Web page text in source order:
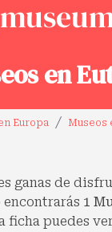
en
Europa Museos
ganas de
1
ficha puedes